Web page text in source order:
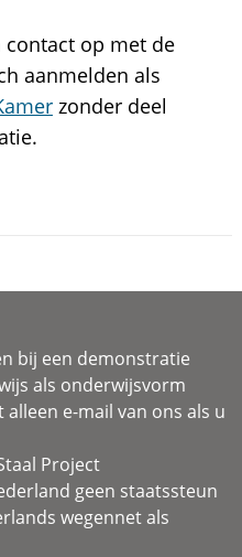
op met de
aanmelden als
zonder deel
bij een demonstratie
als onderwijsvorm
e-mail van ons als u
Project
geen staatssteun
wegennet als